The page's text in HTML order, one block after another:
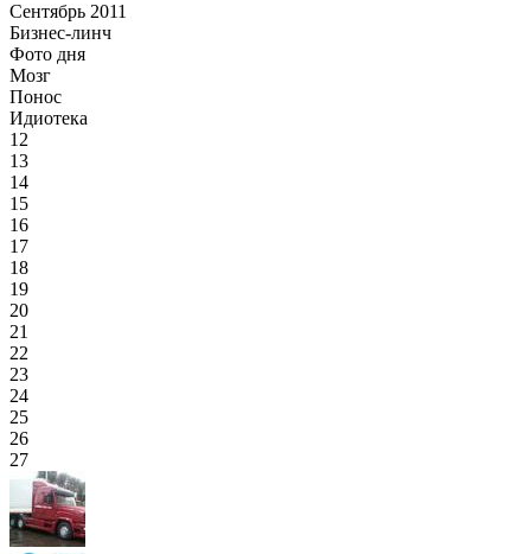
Сентябрь 2011
Бизнес-линч
Фото дня
Мозг
Понос
Идиотека
12
13
14
15
16
17
18
19
20
21
22
23
24
25
26
27